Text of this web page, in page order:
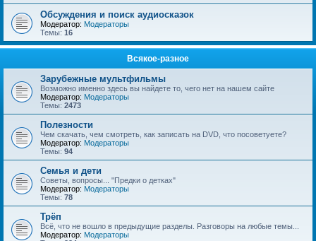
Обсуждения и поиск аудиосказок
Модератор: Модераторы
Темы: 16
Всякое-разное
Зарубежные мультфильмы
Возможно именно здесь вы найдете то, чего нет на нашем сайте
Модератор: Модераторы
Темы: 2473
Полезности
Чем скачать, чем смотреть, как записать на DVD, что посоветуете?
Модератор: Модераторы
Темы: 94
Семья и дети
Советы, вопросы... "Предки о детках"
Модератор: Модераторы
Темы: 78
Трёп
Всё, что не вошло в предыдущие разделы. Разговоры на любые темы...
Модератор: Модераторы